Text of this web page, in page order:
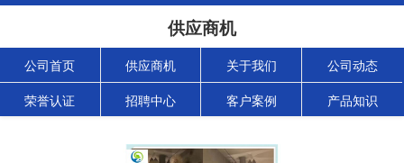
供应商机
公司首页 供应商机 关于我们 公司动态
荣誉认证 招聘中心 客户案例 产品知识